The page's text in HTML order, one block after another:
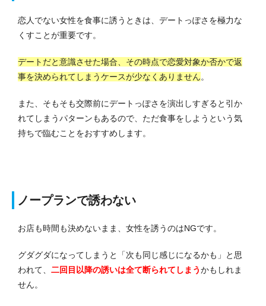
恋人でない女性を食事に誘うときは、デートっぽさを極力な
くすことが重要です。
デートだと意識させた場合、その時点で恋愛対象か否かで返
事を決められてしまうケースが少なくありません。
また、そもそも交際前にデートっぽさを演出しすぎると引か
れてしまうパターンもあるので、ただ食事をしようという気
持ちで臨むことをおすすめします。
ノープランで誘わない
お店も時間も決めないまま、女性を誘うのはNGです。
グダグダになってしまうと「次も同じ感じになるかも」と思
われて、 二回目以降の誘いは全て断られてしまうかもしれま
せん。